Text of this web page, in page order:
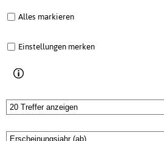
Alles markieren
Einstellungen merken